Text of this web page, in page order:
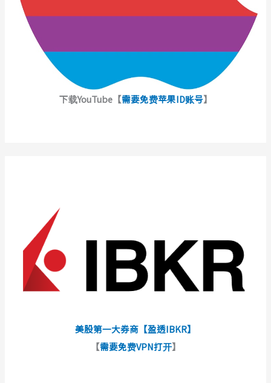
下载YouTube【需要免费苹果ID账号】
美股第一大券商【盈透IBKR】
【需要免费VPN打开】